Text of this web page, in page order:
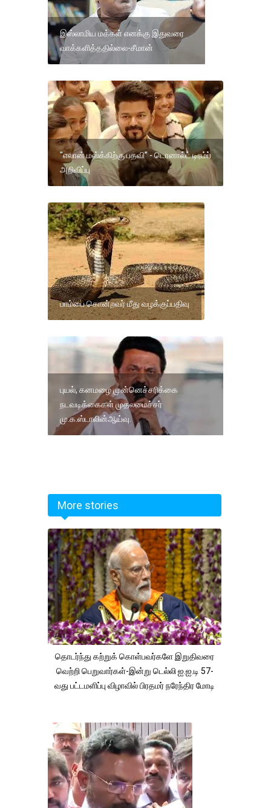
இஸ்லாமிய மக்கள் எனக்கு இதுவரை
வாக்களித்ததில்லை-சீமான்
"எலான் மஸ்க்கிற்கு பதவி” - டொனால்ட் டிரம்ப்
அறிவிப்பு
பாம்பை கொன்றவர் மீது வழக்குப்பதிவு
புயல், கனமழை முன்னெச்சரிக்கை
நடவடிக்கைகள் முதலமைச்சர்
மு.க.ஸ்டாலின்ஆய்வு.
More stories
தொடர்ந்து கற்றுக் கொள்பவர்களே இறுதிவரை
வெற்றி பெறுவார்கள்-இன்று டெல்லி ஐ.ஐ.டி 57-
வது பட்டமளிப்பு விழாவில் பிரதமர் நரேந்திர மோடி